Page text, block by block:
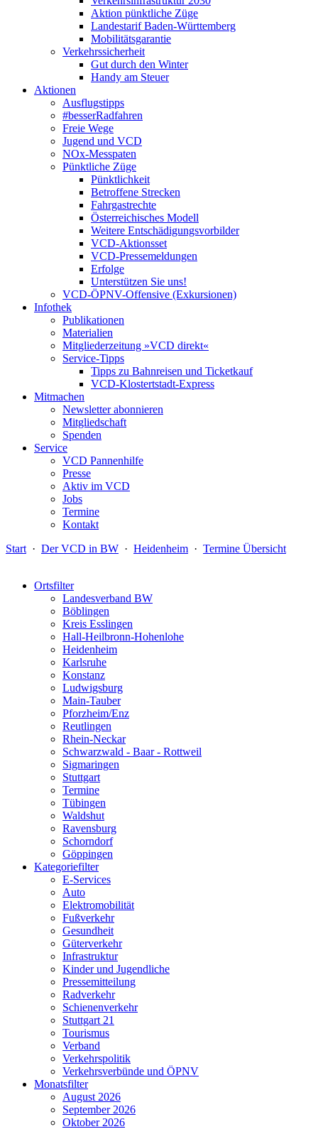
Aktion pünktliche Züge
Landestarif Baden-Württemberg
Mobilitätsgarantie
Verkehrssicherheit
Gut durch den Winter
Handy am Steuer
Aktionen
Ausflugstipps
#besserRadfahren
Freie Wege
Jugend und VCD
NOx-Messpaten
Pünktliche Züge
Pünktlichkeit
Betroffene Strecken
Fahrgastrechte
Österreichisches Modell
Weitere Entschädigungsvorbilder
VCD-Aktionsset
VCD-Pressemeldungen
Erfolge
Unterstützen Sie uns!
VCD-ÖPNV-Offensive (Exkursionen)
Infothek
Publikationen
Materialien
Mitgliederzeitung »VCD direkt«
Service-Tipps
Tipps zu Bahnreisen und Ticketkauf
VCD-Klostertstadt-Express
Mitmachen
Newsletter abonnieren
Mitgliedschaft
Spenden
Service
VCD Pannenhilfe
Presse
Aktiv im VCD
Jobs
Termine
Kontakt
Start · Der VCD in BW · Heidenheim · Termine Übersicht
Ortsfilter
Landesverband BW
Böblingen
Kreis Esslingen
Hall-Heilbronn-Hohenlohe
Heidenheim
Karlsruhe
Konstanz
Ludwigsburg
Main-Tauber
Pforzheim/Enz
Reutlingen
Rhein-Neckar
Schwarzwald - Baar - Rottweil
Sigmaringen
Stuttgart
Termine
Tübingen
Waldshut
Ravensburg
Schorndorf
Göppingen
Kategoriefilter
E-Services
Auto
Elektromobilität
Fußverkehr
Gesundheit
Güterverkehr
Infrastruktur
Kinder und Jugendliche
Pressemitteilung
Radverkehr
Schienenverkehr
Stuttgart 21
Tourismus
Verband
Verkehrspolitik
Verkehrsverbünde und ÖPNV
Monatsfilter
August 2026
September 2026
Oktober 2026